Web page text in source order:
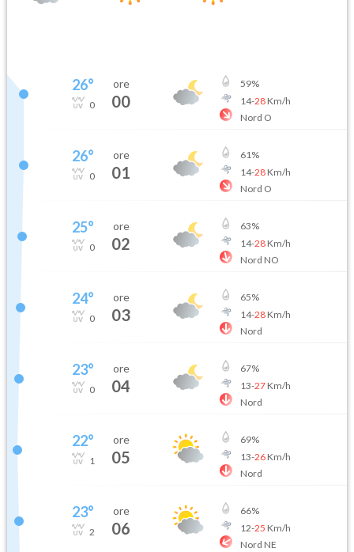
26°
0
ore
00
59%
14-28Km/h
Nord O
26°
0
ore
01
61%
14-28Km/h
Nord O
25°
0
ore
02
63%
14-28Km/h
Nord NO
24°
0
ore
03
65%
14-28Km/h
Nord
23°
0
ore
04
67%
13-27Km/h
Nord
22°
1
ore
05
69%
13-26Km/h
Nord
23°
2
ore
06
66%
12-25 Km/h
Nord NE